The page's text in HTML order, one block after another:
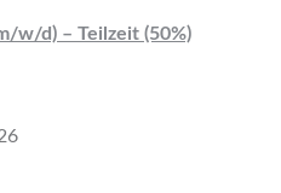
w/d) – Teilzeit (50%)